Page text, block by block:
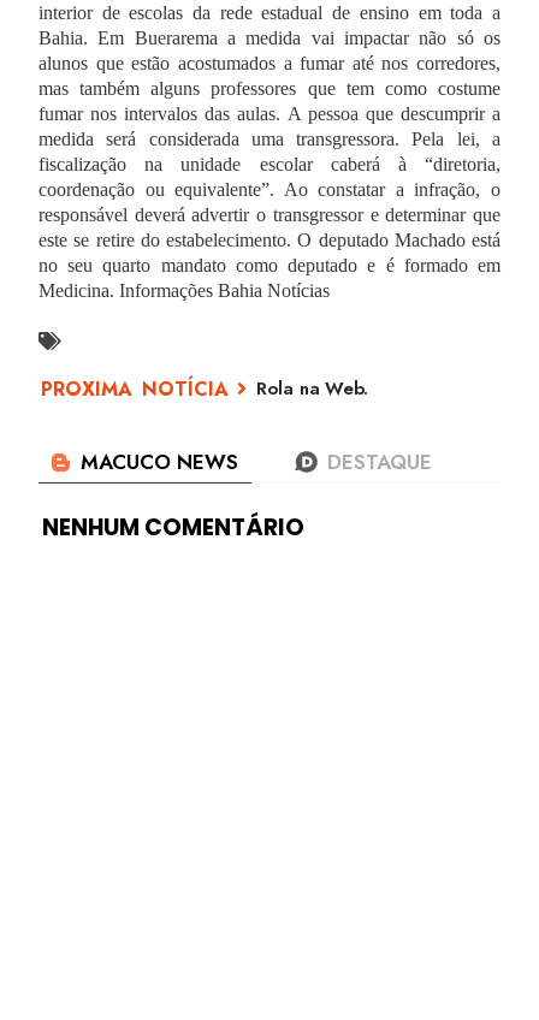
interior de escolas da rede estadual de ensino em toda a
Bahia.Em Buerarema a medida vai impactar não só os
alunos que estão acostumados a fumar até nos corredores,
mas também alguns professores que tem como costume
fumar nos intervalos das aulas. A pessoa que descumprir a
medida será considerada uma transgressora. Pela lei, a
fiscalização na unidade escolar caberá à “diretoria,
coordenação ou equivalente”. Ao constatar a infração, o
responsável deverá advertir o transgressor e determinar que
este se retire do estabelecimento. O deputado Machado está
no seu quarto mandato como deputado e é formado em
Medicina. Informações Bahia Notícias
Rola na Web.
NENHUM COMENTÁRIO